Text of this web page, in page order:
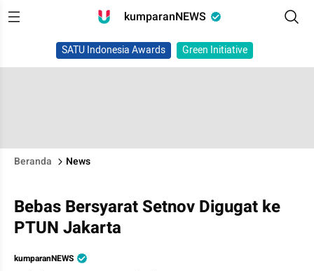
kumparanNEWS
SATU Indonesia Awards Green Initiative
Beranda News
Bebas Bersyarat Setnov Digugat ke
PTUN Jakarta
kumparanNEWS